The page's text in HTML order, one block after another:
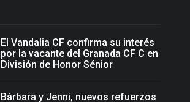
El Vandalia CF confirma su interés
por la vacante del Granada CF C en
División de Honor Sénior
Bárbara y Jenni, nuevos refuerzos